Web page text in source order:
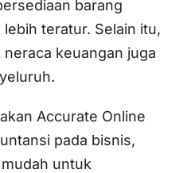
barang
teratur. Selain itu,
keuangan juga
Accurate Online
pada bisnis,
untuk